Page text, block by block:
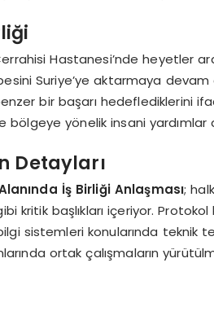
Hastanesi’nde heyetler
Suriye’ye aktarmaya
bir başarı hedeflediklerini
bölgeye yönelik insani yardımlar
Detayları
İş Birliği Anlaşması;
kritik başlıkları içeriyor. Protokol
sistemleri konularında teknik
ortak çalışmaların